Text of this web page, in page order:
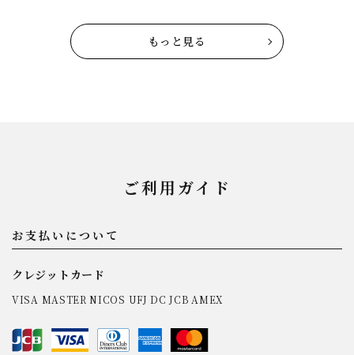
もっと見る
ご利用ガイド
お支払いについて
クレジットカード
VISA MASTER NICOS UFJ DC JCB AMEX